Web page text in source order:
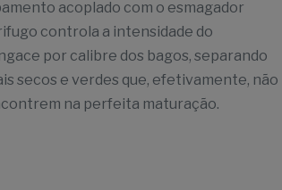
acoplado com o esmagador
controla a intensidade do
por calibre dos bagos, separando
secos e verdes que, efetivamente, não
na perfeita maturação.